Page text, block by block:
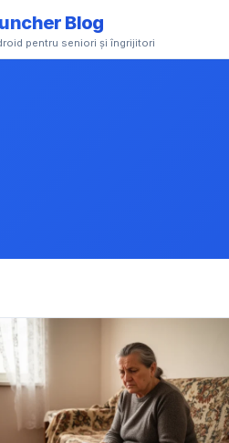
Blog
pentru seniori și îngrijitori